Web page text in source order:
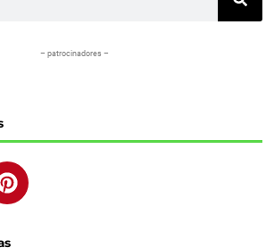
– patrocinadores –
P
i
t